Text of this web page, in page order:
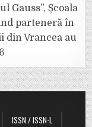
Gauss”, Școala
parteneră în
din Vrancea au
ISSN / ISSN-L